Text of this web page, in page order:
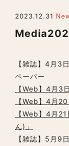
2023.12.31
【雑誌】4月3
ペーパー
【Web】4月3
【Web】4月
【Web】4月
ん)」
【雑誌】5月9